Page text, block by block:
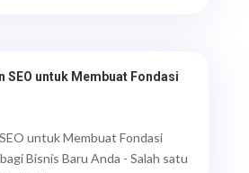
SEO untuk Membuat Fondasi
untuk Membuat Fondasi
Bisnis Baru Anda - Salah satu